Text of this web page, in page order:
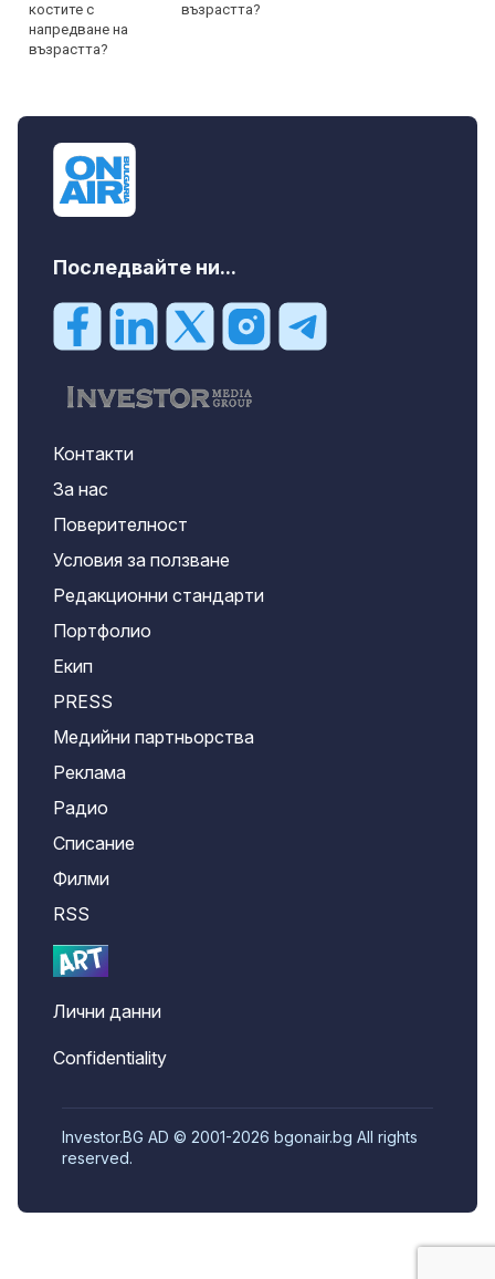
възрастта?
Последвайте ни...
Контакти
За нас
Поверителност
Условия за ползване
Редакционни стандарти
Портфолио
Екип
PRESS
Медийни партньорства
Реклама
Радио
Списание
Филми
RSS
Лични данни
Confidentiality
Investor.BG AD © 2001-2026 bgonair.bg All rights
reserved.